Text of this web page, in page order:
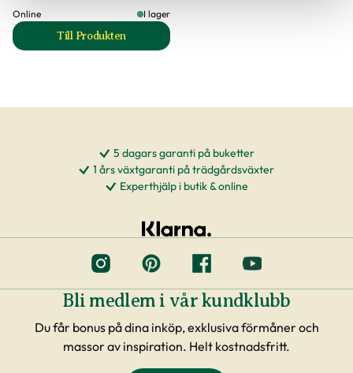
Online
I lager
Till Produkten
till Pelargonnäring produktsida
5 dagars garanti på buketter
1 års växtgaranti på trädgårdsväxter
Experthjälp i butik & online
Bli medlem i vår kundklubb
Du får bonus på dina inköp, exklusiva förmåner och
massor av inspiration. Helt kostnadsfritt.